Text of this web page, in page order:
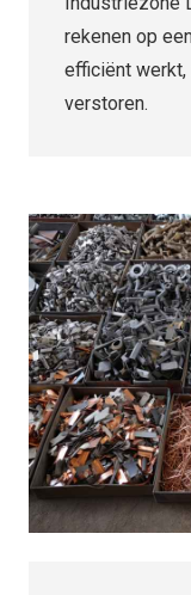
rekenen op
efficiënt
verstoren.